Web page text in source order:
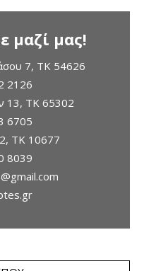
μαζί μας!
7, TK 54626
2126
13, ΤΚ 65302
6705
ΤΚ 10677
8039